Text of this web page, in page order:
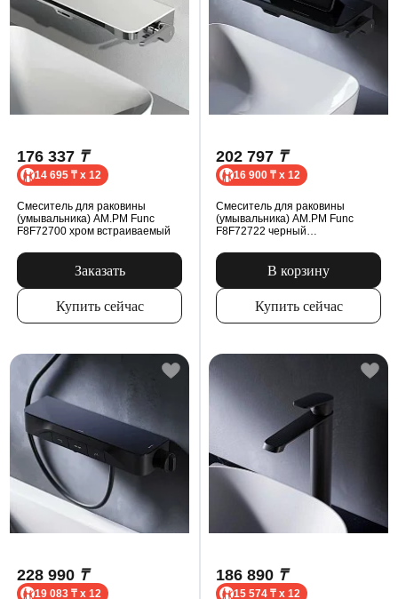
176 337 ₸
14 695 ₸ x 12
Смеситель для раковины
(умывальника) AM.PM Func
F8F72700 хром встраиваемый
Заказать
Купить сейчас
202 797 ₸
16 900 ₸ x 12
Смеситель для раковины
(умывальника) AM.PM Func
F8F72722 черный
В корзину
Купить сейчас
228 990 ₸
19 083 ₸ x 12
186 890 ₸
15 574 ₸ x 12